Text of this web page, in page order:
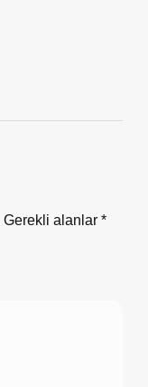
Gerekli alanlar *